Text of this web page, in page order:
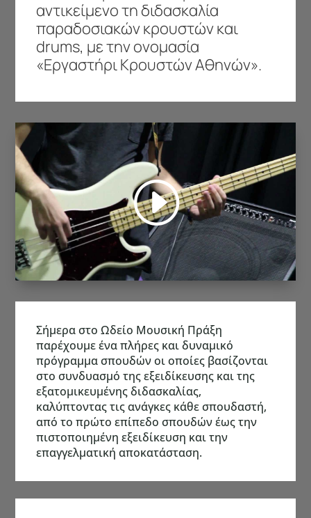
αντικείμενο τη διδασκαλία
παραδοσιακών κρουστών και
drums, με την ονομασία
«Εργαστήρι Κρουστών Αθηνών».
Σήμερα στο Ωδείο Μουσική Πράξη
παρέχουμε ένα πλήρες και δυναμικό
πρόγραμμα σπουδών οι οποίες βασίζονται
στο συνδυασμό της εξειδίκευσης και της
εξατομικευμένης διδασκαλίας,
καλύπτοντας τις ανάγκες κάθε σπουδαστή,
από το πρώτο επίπεδο σπουδών έως την
πιστοποιημένη εξειδίκευση και την
επαγγελματική αποκατάσταση.